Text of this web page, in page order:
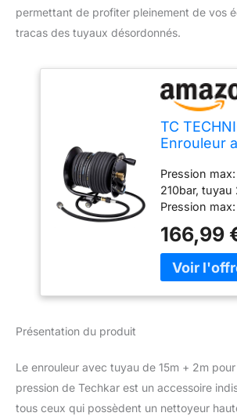
permettant de profiter pleinement de vos
tracas des tuyaux désordonnés.
TC
Enrouleur
pour
Haute
Karcher et
Pression
210bar, tuyau
Pression
Pression max:
210bar, tuyau
Entrées:
durabilité
comprend un
15 m avec du
166,99
Présentation du produit
Le enrouleur avec tuyau de 15m + 2m
pression de Techkar est un accessoire
tous ceux qui possèdent un nettoyeur